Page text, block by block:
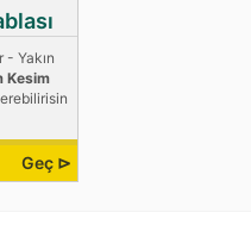
Yakın
Kesim
Geç ⊳